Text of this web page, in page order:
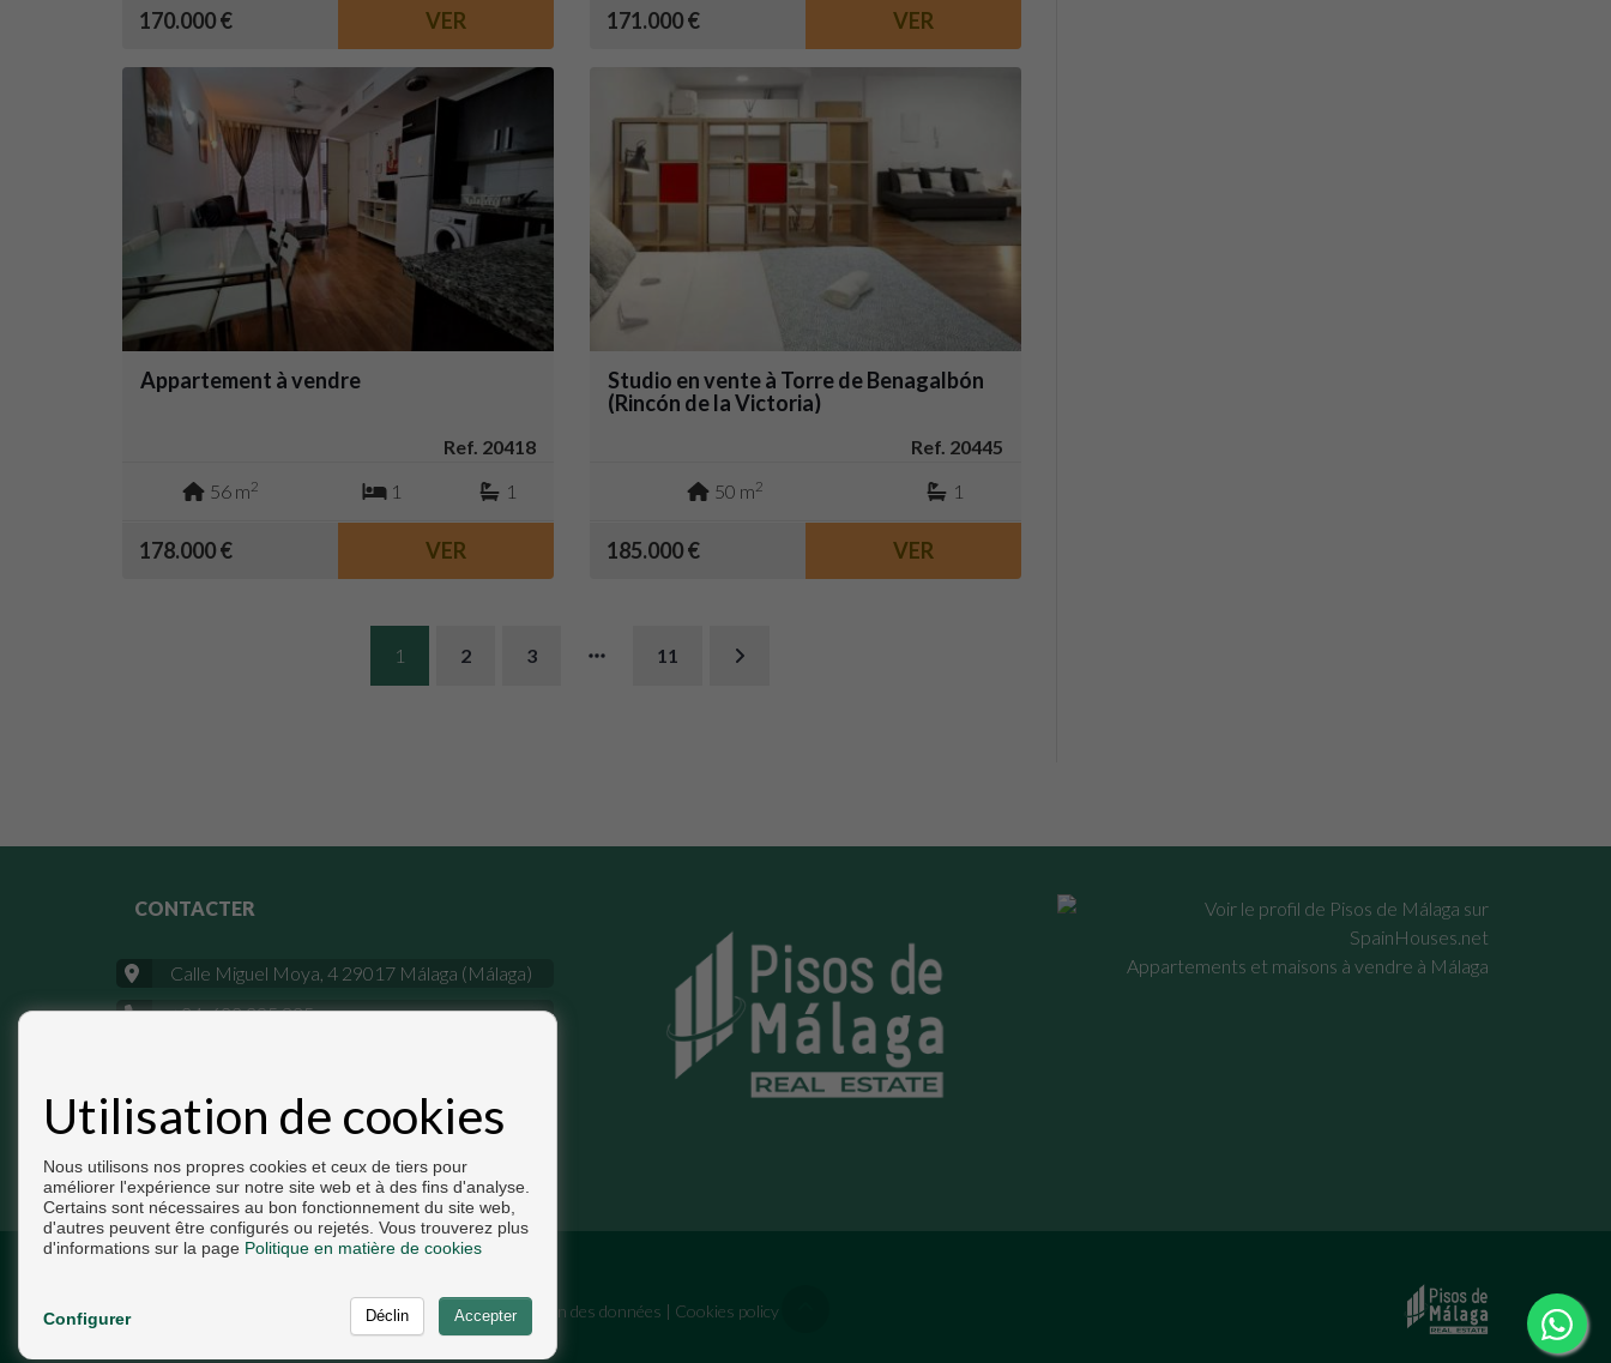
170.000 € VER 171.000 € VER
Appartement à vendre
Ref. 20418
56 m2 1 1
178.000 € VER
Studio en vente à Torre de Benagalbón
(Rincón de la Victoria)
Ref. 20445
50 m2 1
185.000 € VER
1 2 3 11
CONTACTER
Calle Miguel Moya, 4 29017 Málaga (Málaga)
+34 633 395 825
Appartements et maisons à vendre à Málaga
Avis Légal|politique de protection des données | Cookies policy
Utilisation de cookies
Nous utilisons nos propres cookies et ceux de tiers pour
améliorer l'expérience sur notre site web et à des fins d'analyse.
Certains sont nécessaires au bon fonctionnement du site web,
d'autres peuvent être configurés ou rejetés. Vous trouverez plus
d'informations sur la page Politique en matière de cookies
Configurer